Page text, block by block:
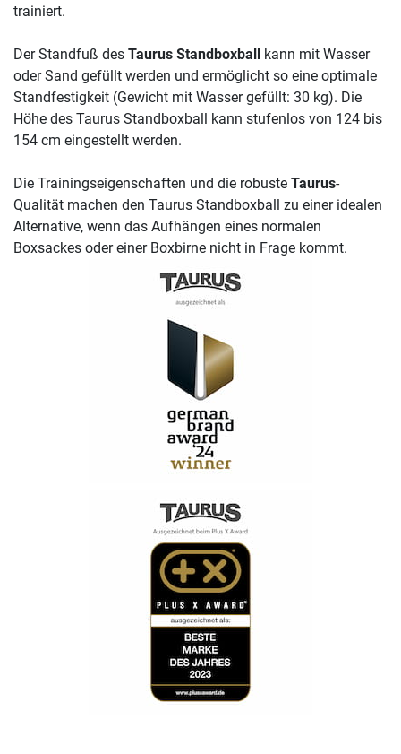
trainiert.
Der Standfuß des Taurus Standboxball
kann mit Wasser
oder Sand gefüllt werden und ermöglicht so eine optimale
Standfestigkeit (Gewicht mit Wasser gefüllt: 30 kg). Die
Höhe des Taurus Standboxball kann stufenlos von 124 bis
154 cm eingestellt werden.
Die Trainingseigenschaften und die robuste Taurus-
Qualität machen den Taurus Standboxball zu einer idealen
Alternative, wenn das Aufhängen eines normalen
Boxsackes oder einer Boxbirne nicht in Frage kommt.